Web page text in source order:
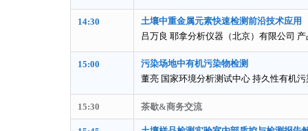
14:30
土壤中重金属元素快速检测前沿技术应用
吕万良 耶拿分析仪器（北京）有限公司
15:00
污染场地中有机污染物检测
董亮 国家环境分析测试中心 持久性有机
15:30 茶歇&商务交流